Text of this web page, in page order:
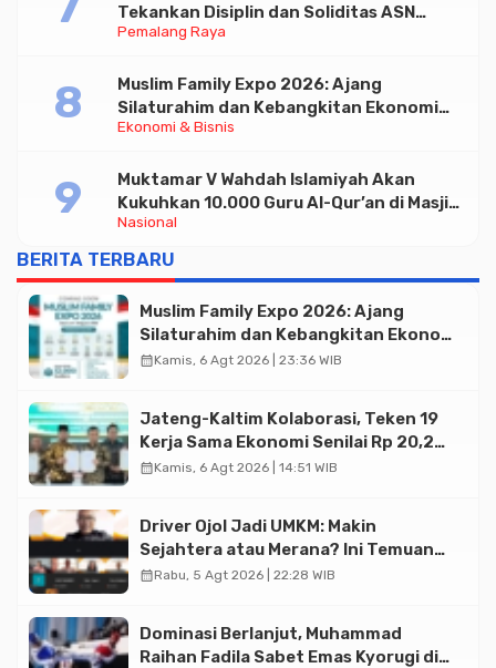
Pemalang Raya
Tekankan Disiplin dan Soliditas ASN
untuk Pelayanan Publik
Ekonomi & Bisnis
Muslim Family Expo 2026: Ajang
Silaturahim dan Kebangkitan Ekonomi
Halal di Jakarta
Nasional
Muktamar V Wahdah Islamiyah Akan
Kukuhkan 10.000 Guru Al-Qur’an di Masjid
Istiqlal
BERITA TERBARU
Muslim Family Expo 2026: Ajang
Silaturahim dan Kebangkitan Ekonomi
Halal di Jakarta
calendar_monthKamis, 6 Agt 2026 | 23:36 WIB
Jateng-Kaltim Kolaborasi, Teken 19
Kerja Sama Ekonomi Senilai Rp 20,2
Triliun
calendar_monthKamis, 6 Agt 2026 | 14:51 WIB
Driver Ojol Jadi UMKM: Makin
Sejahtera atau Merana? Ini Temuan
Diskusi Paramadina
calendar_monthRabu, 5 Agt 2026 | 22:28 WIB
Dominasi Berlanjut, Muhammad
Raihan Fadila Sabet Emas Kyorugi di